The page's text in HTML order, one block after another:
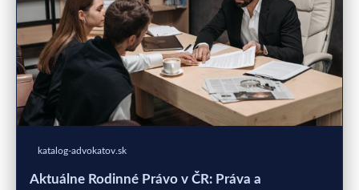
katalog-advokatov.sk
Aktuálne Rodinné Právo v ČR: Práva a